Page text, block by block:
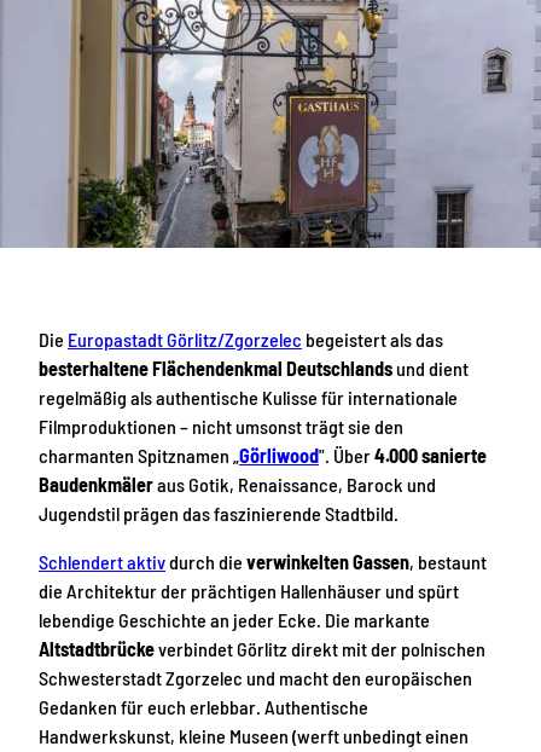
Die Europastadt Görlitz/Zgorzelec begeistert als das
besterhaltene Flächendenkmal Deutschlandsund dient
regelmäßig als authentische Kulisse für internationale
Filmproduktionen – nicht umsonst trägt sie den
charmanten Spitznamen „Görliwood". Über4.000 sanierte
Baudenkmäleraus Gotik, Renaissance, Barock und
Jugendstil prägen das faszinierende Stadtbild.
Schlendert aktivdurch die verwinkelten Gassen, bestaunt
die Architektur der prächtigen Hallenhäuser und spürt
lebendige Geschichte an jeder Ecke. Die markante
Altstadtbrückeverbindet Görlitz direkt mit der polnischen
Schwesterstadt Zgorzelec und macht den europäischen
Gedanken für euch erlebbar. Authentische
Handwerkskunst, kleine Museen (werft unbedingt einen